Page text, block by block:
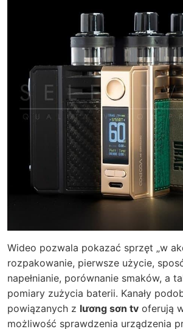
Wideo pozwala pokazać sprzęt „w
rozpakowanie, pierwsze użycie,
napełnianie, porównanie smaków, a
pomiary zużycia baterii. Kanały
powiązanych z lương sơn tv oferują
możliwość sprawdzenia urządzenia